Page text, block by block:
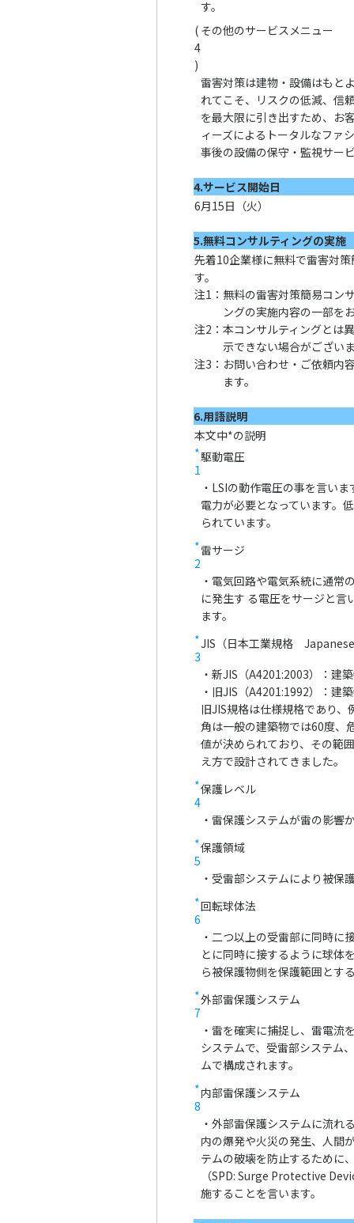
す。
(
4
)
その他のサービスメニュー
雷害対策は建物・設備はもと
れてこそ、リスクの低減、信
を最大限に引き出すため、お
ィーズによるトータルなファ
事後の設備の保守・監視サー
4.サービス開始日
6月15日（火）
5.無料コンサルティングの実施
先着10企業様に無料で雷害対
す。
注1： 無料の雷害対策簡易コン
ングの実施内容の一部を
注2： 本コンサルティングとは
示できない場合がござい
注3： お問い合わせ・ご依頼内
ます。
6.用語説明
本文中*の説明
*
1
駆動電圧
・LSIの動作電圧の事を言い
電力が必要となっています。
られています。
*
2
雷サージ
・電気回路や電気系統に通常
に発生す る電圧をサージと
ます。
*
3
JIS（日本工業規格
・新JIS（A4201:2003）：建
・旧JIS（A4201:1992）：建
旧JIS規格は仕様規格であり
角は一般の建築物では60度、
値が決められており、その範
え方で設計されてきました。
*
4
保護レベル
・雷保護システムが雷の影響
*
5
保護領域
・受雷部システムにより被保
*
6
回転球体法
・二つ以上の受雷部に同時に
とに同時に接するように球体
ら被保護物側を保護範囲とす
*
7
外部雷保護システム
・雷を確実に捕捉し、雷電流
システムで、受雷部システム
ムで構成されます。
*
8
内部雷保護システム
・外部雷保護システムに流れ
内の爆発や火災の発生、人間
テムの破壊を防止するために
（SPD: Surge Protective
施することを言います。